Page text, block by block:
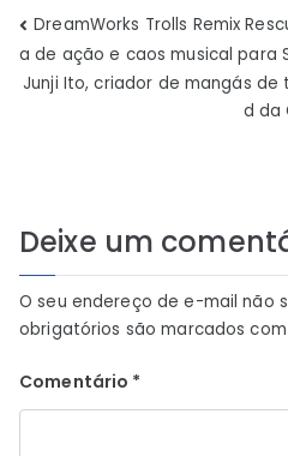
Navegação
de
DreamWorks Trolls Remix
a de ação e caos musical para
Junji Ito, criador de mangás
d da
Deixe um
O seu endereço de e-mail não
obrigatórios são marcados com
Comentário *